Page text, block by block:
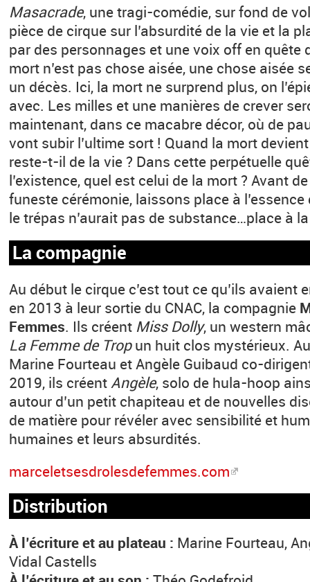
Masacrade, une tragi-comédie, sur fond de
pièce de cirque sur l’absurdité de la vie et la
par des personnages et une voix off en quête
mort n’est pas chose aisée, une chose aisée
un décès. Ici, la mort ne surprend plus, on
avec. Les milles et une manières de crever
maintenant, dans ce macabre décor, où de
vont subir l’ultime sort ! Quand la mort
reste-t-il de la vie ? Dans cette perpétuelle
l’existence, quel est celui de la mort ? Avant
funeste cérémonie, laissons place à
le trépas n’aurait pas de substance…place à
La compagnie
Au début le cirque c’est tout ce qu’ils avaient
en 2013 à leur sortie du CNAC, la compagnie
Femmes. Ils créent Miss Dolly, un western
La Femme de Tropun huit clos mystérieux.
Marine Fourteau et Angèle Guibaud co-
2019, ils créentAngèle, solo de hula-hoop
autour d’un petit chapiteau et de nouvelles
de matière pour révéler avec sensibilité et
humaines et leurs absurdités.
marceletsesdrolesdefemmes.com
Distribution
À l’écriture et au plateau : Marine Fourteau,
Vidal Castells